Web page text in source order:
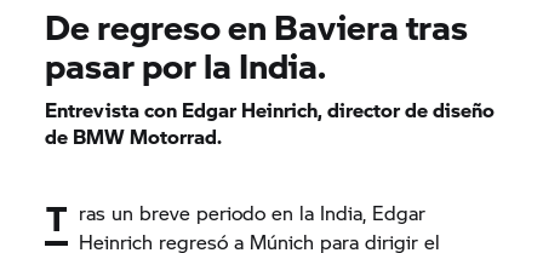
De regreso en Baviera tras
pasar por la India.
Entrevista con Edgar Heinrich, director de diseño
de BMW Motorrad.
T ras un breve periodo en la India, Edgar
Heinrich regresó a Múnich para dirigir el